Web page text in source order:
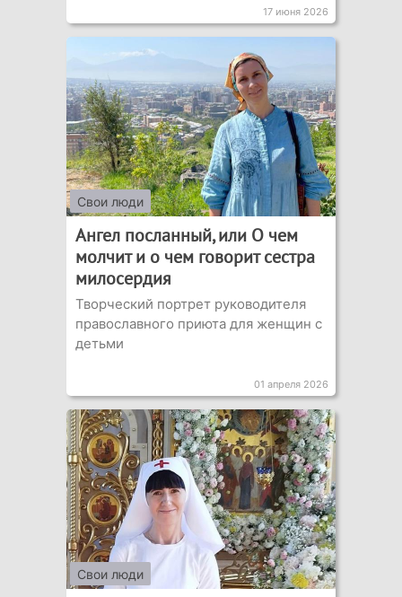
17 июня 2026
Свои люди
Ангел посланный, или О чем
молчит и о чем говорит сестра
милосердия
Творческий портрет руководителя
православного приюта для женщин с
детьми
01 апреля 2026
Свои люди